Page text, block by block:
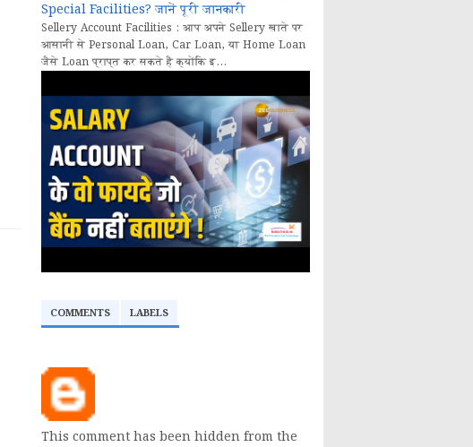
Special Facilities? जानें पूरी जानकारी
Sellery Account Facilities : आप अपने Sellery खाते पर
आसानी से Personal Loan, Car Loan, या Home Loan
जैसे Loan प्राप्त कर सकते हैं क्योंकि इ...
COMMENTS LABELS
This comment has been hidden from the